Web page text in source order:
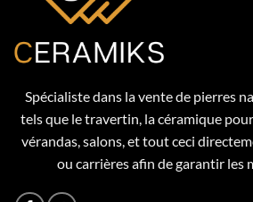
Spécialiste dans la vente de pierres
tels que le travertin, la céramique
vérandas, salons, et tout ceci
ou carrières afin de garantir les